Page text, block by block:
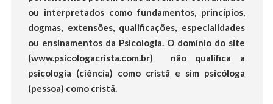
ou interpretados como fundamentos, princípios,
dogmas, extensões, qualificações, especialidades
ou ensinamentos da Psicologia. O domínio do site
(www.psicologacrista.com.br) não qualifica a
psicologia (ciência) como cristã e sim psicóloga
(pessoa) como cristã.